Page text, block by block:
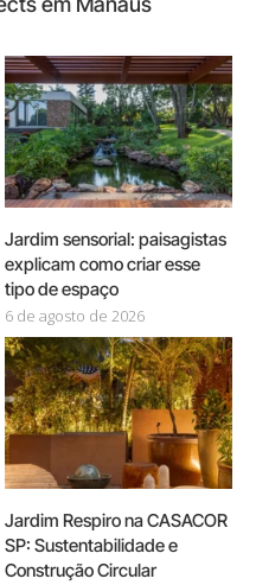
Jardim sensorial: paisagistas
explicam como criar esse
tipo de espaço
6 de agosto de 2026
Jardim Respiro na CASACOR
SP: Sustentabilidade e
Construção Circular